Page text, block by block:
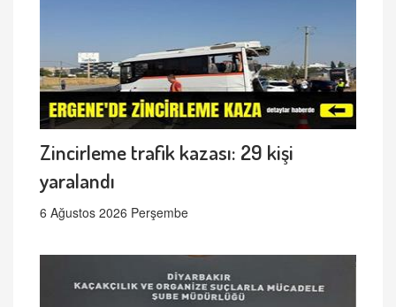
Zincirleme trafik kazası: 29 kişi
yaralandı
6 Ağustos 2026 Perşembe